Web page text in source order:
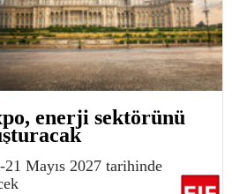
enerji sektörünü
Mayıs 2027 tarihinde